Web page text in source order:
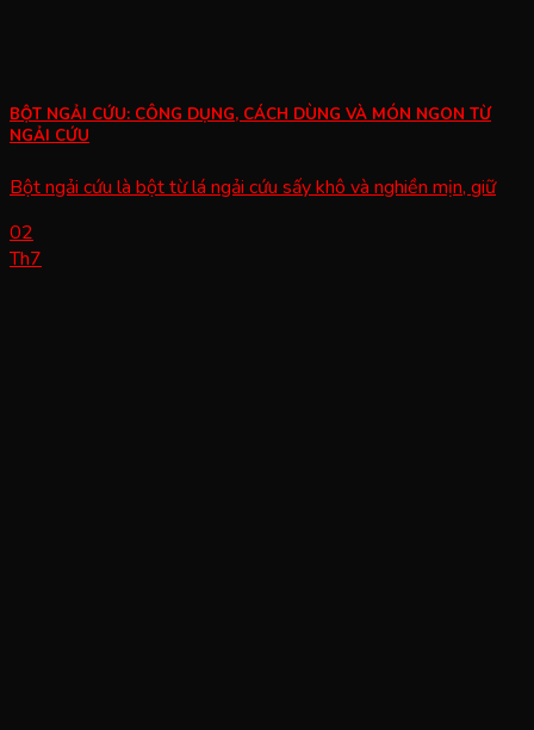
BỘT NGẢI CỨU: CÔNG DỤNG, CÁCH DÙNG VÀ MÓN NGON TỪ
NGẢI CỨU
Bột ngải cứu là bột từ lá ngải cứu sấy khô và nghiền mịn, giữ
02
Th7